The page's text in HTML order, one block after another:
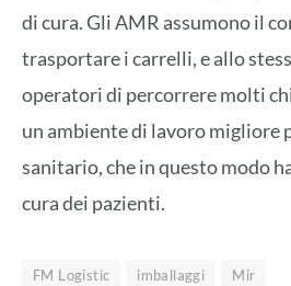
di cura. Gli AMR assumono il
trasportare i carrelli, e allo
operatori di percorrere molti
un ambiente di lavoro migliore
sanitario, che in questo modo
cura dei pazienti.
FM Logistic imballaggi
Mir